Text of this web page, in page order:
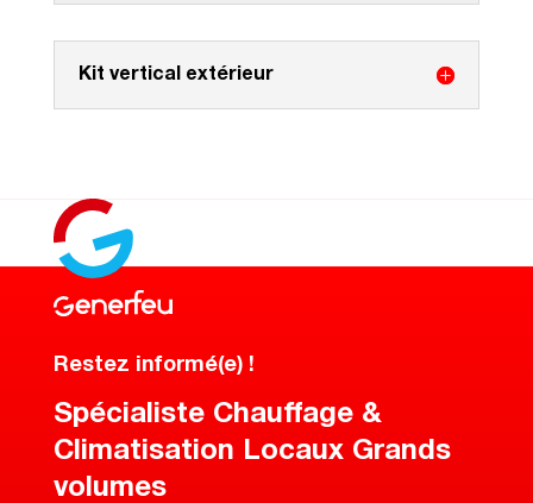
Kit vertical extérieur
Restez informé(e) !
Spécialiste Chauffage &
Climatisation Locaux Grands
volumes